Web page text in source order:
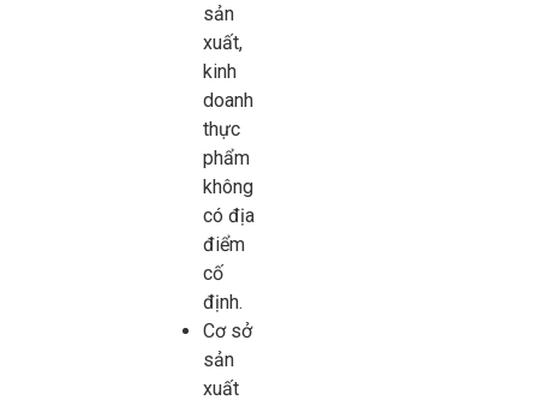
sản
xuất,
kinh
doanh
thực
phẩm
không
có địa
điểm
cố
định.
Cơ sở
sản
xuất